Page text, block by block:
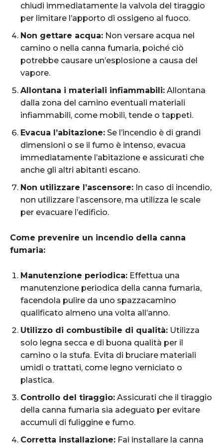
chiudi immediatamente la valvola del tiraggio
per limitare l’apporto di ossigeno al fuoco.
Non gettare acqua: Non versare acqua nel
camino o nella canna fumaria, poiché ciò
potrebbe causare un’esplosione a causa del
vapore.
Allontana i materiali infiammabili: Allontana
dalla zona del camino eventuali materiali
infiammabili, come mobili, tende o tappeti.
Evacua l’abitazione: Se l’incendio è di grandi
dimensioni o se il fumo è intenso, evacua
immediatamente l’abitazione e assicurati che
anche gli altri abitanti escano.
Non utilizzare l’ascensore: In caso di incendio,
non utilizzare l’ascensore, ma utilizza le scale
per evacuare l’edificio.
Come prevenire un incendio della canna
fumaria:
Manutenzione periodica: Effettua una
manutenzione periodica della canna fumaria,
facendola pulire da uno spazzacamino
qualificato almeno una volta all’anno.
Utilizzo di combustibile di qualità: Utilizza
solo legna secca e di buona qualità per il
camino o la stufa. Evita di bruciare materiali
umidi o trattati, come legno verniciato o
plastica.
Controllo del tiraggio: Assicurati che il tiraggio
della canna fumaria sia adeguato per evitare
accumuli di fuliggine e fumo.
Corretta installazione: Fai installare la canna